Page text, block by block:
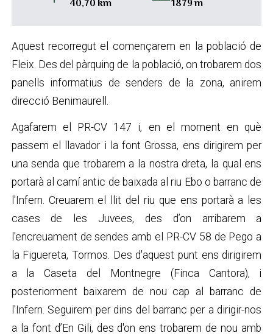
40,70 km 1879 m
Aquest recorregut el començarem en la població de
Fleix. Des del pàrquing de la població, on trobarem dos
panells informatius de senders de la zona, anirem
direcció Benimaurell.
Agafarem el PR-CV 147 i, en el moment en què
passem el llavador i la font Grossa, ens dirigirem per
una senda que trobarem a la nostra dreta, la qual ens
portarà al camí antic de baixada al riu Ebo o barranc de
l'Infern. Creuarem el llit del riu que ens portarà a les
cases de les Juvees, des d’on arribarem a
l'encreuament de sendes amb el PR-CV 58 de Pego a
la Figuereta, Tormos. Des d'aquest punt ens dirigirem
a la Caseta del Montnegre (Finca Cantora), i
posteriorment baixarem de nou cap al barranc de
l'Infern. Seguirem per dins del barranc per a dirigir-nos
a la font d’En Gili, des d'on ens trobarem de nou amb